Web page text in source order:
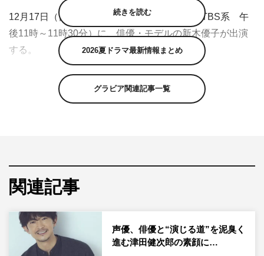
12月17日（日）放送の『情熱大陸』（MBS／TBS系 午
後11時～11時30分）に、俳優・モデルの新木優子が出演
する。
モデルとしてのクールな表情が一転、屈託のない笑顔がは
じける。新木優子はいつも変幻自在だ。多くのファッショ
ばかりだった。イ・ジェハン監督による日韓合作の配信映
画に参加した新木は、ろう者という難しい役どころに挑戦
していた。言葉を発しない演技は初めて。耳が聞こえない
続きを読む
2026夏ドラマ最新情報まとめ
グラビア関連記事一覧
関連記事
声優、俳優と“演じる道”を泥臭く
進む津田健次郎の素顔に…